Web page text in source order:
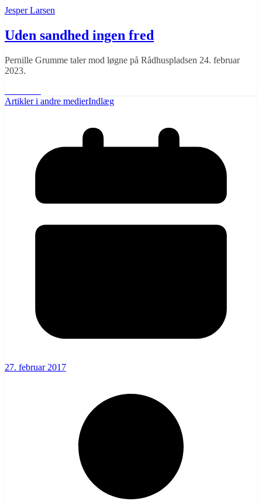
Jesper Larsen
Uden sandhed ingen fred
Pernille Grumme taler mod løgne på Rådhuspladsen 24. februar
2023.
Artikler i andre medierIndlæg
27. februar 2017